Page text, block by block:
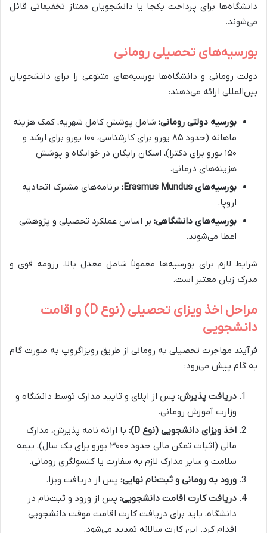
دانشگاه‌ها برای پرداخت یکجا یا دانشجویان ممتاز تخفیفاتی قائل
می‌شوند.
بورسیه‌های تحصیلی رومانی
دولت رومانی و دانشگاه‌ها بورسیه‌های متنوعی را برای دانشجویان
بین‌المللی ارائه می‌دهند:
بورسیه دولتی رومانی: شامل پوشش کامل شهریه، کمک هزینه
ماهانه (حدود ۸۵ یورو برای کارشناسی، ۱۰۰ یورو برای ارشد و
۱۵۰ یورو برای دکترا)، اسکان رایگان در خوابگاه و پوشش
هزینه‌های درمانی.
بورسیه‌های Erasmus Mundus:
برنامه‌های مشترک اتحادیه
اروپا.
بورسیه‌های دانشگاهی: بر اساس عملکرد تحصیلی و پژوهشی
اعطا می‌شوند.
شرایط لازم برای بورسیه‌ها معمولاً شامل معدل بالا، رزومه قوی و
مدرک زبان معتبر است.
مراحل اخذ ویزای تحصیلی (نوع D) و اقامت
دانشجویی
فرآیند مهاجرت تحصیلی به رومانی از طریق رویزاگروپ به صورت گام
به گام پیش می‌رود:
دریافت پذیرش: پس از اپلای و تایید مدارک توسط دانشگاه و
وزارت آموزش رومانی.
اخذ ویزای دانشجویی (نوع D):
با ارائه نامه پذیرش، مدارک
مالی (اثبات تمکن مالی حدود ۳۰۰۰ یورو برای یک سال)، بیمه
سلامت و سایر مدارک لازم به سفارت یا کنسولگری رومانی.
ورود به رومانی و ثبت‌نام نهایی: پس از دریافت ویزا.
دریافت کارت اقامت دانشجویی: پس از ورود و ثبت‌نام در
دانشگاه، باید برای دریافت کارت اقامت موقت دانشجویی
اقدام کرد. این کارت سالانه تمدید می‌شود.